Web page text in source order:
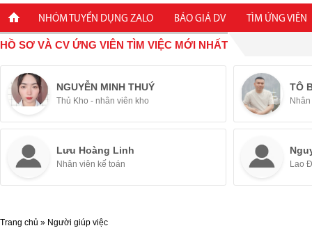
NHÓM TUYỂN DỤNG ZALO BÁO GIÁ DV TÌM ỨNG VIÊN
HỒ SƠ VÀ CV ỨNG VIÊN TÌM VIỆC MỚI NHẤT
NGUYỄN MINH THUÝ
Thủ Kho - nhân viên kho
TÔ
Lưu Hoàng Linh
Nhân viên kế toán Lao
Trang chủ » Người giúp việc